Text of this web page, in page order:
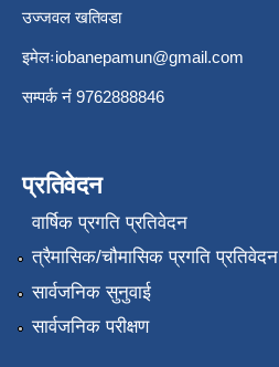
उज्जवल खतिवडा
इमेलःiobanepamun@gmail.com
सम्पर्क नंं 9762888846
प्रतिवेदन
वार्षिक प्रगति प्रतिवेदन
त्रैमासिक/चौमासिक प्रगति प्रतिवेदन
सार्वजनिक सुनुवाई
सार्वजनिक परीक्षण